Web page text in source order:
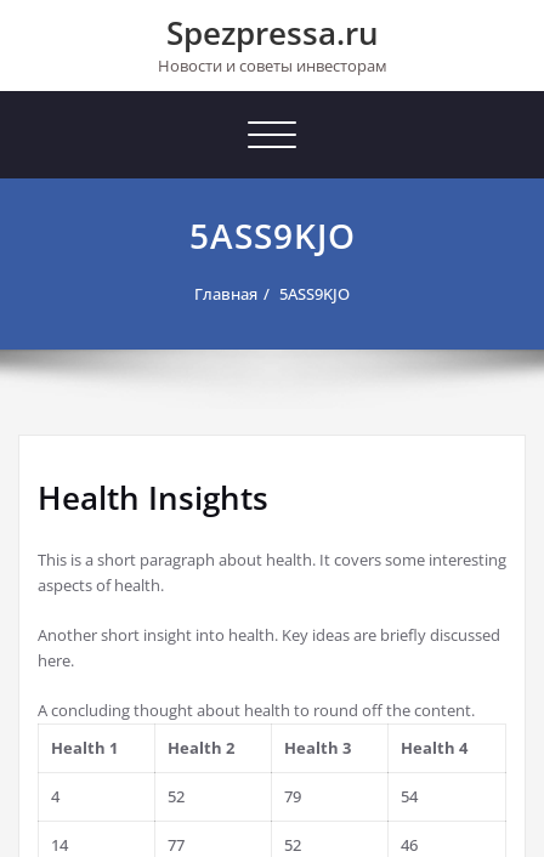
Spezpressa.ru
Новости и советы инвесторам
Toggle
5ASS9KJO
Главная 5ASS9KJO
Health Insights
This is a short paragraph about health. It covers some interesting
aspects of health.
Another short insight into health. Key ideas are briefly discussed
here.
A concluding thought about health to round off the content.
Health 1
Health 2 Health 3 Health 4
4 52 79 54
14 77 52 46